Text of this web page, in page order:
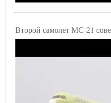
Второй самолет МС-21